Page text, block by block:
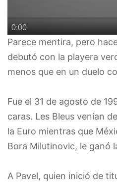
Parece mentira, pero
debutó con la playera
menos que en un duelo
Fue el 31 de agosto de
caras. Les Bleus venían
la Euro mientras que
Bora Milutinovic, le ganó
A Pavel, quien inició de